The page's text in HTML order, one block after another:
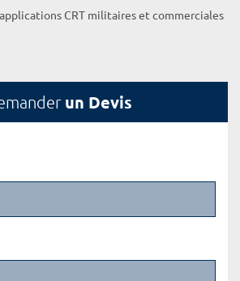
CRT militaires et commerciales
un Devis